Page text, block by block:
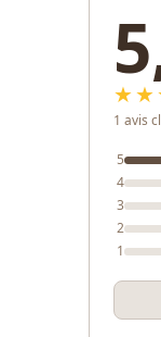
1 avis
5
4
3
2
1